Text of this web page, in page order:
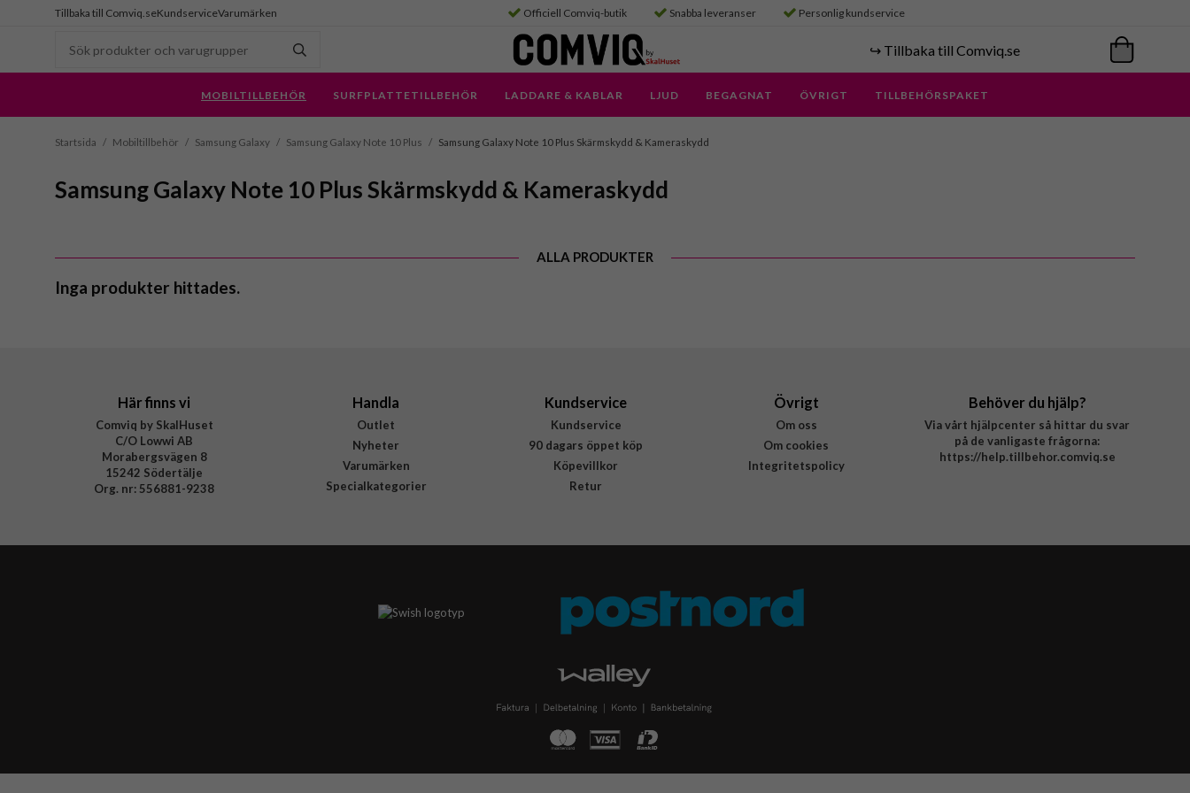
Tillbaka till Comviq.seKundserviceVarumärken Officiell Comviq-butik Snabba leveranser Personlig kundservice
↪️ Tillbaka till Comviq.se
MOBILTILLBEHÖR SURFPLATTETILLBEHÖR LADDARE & KABLAR LJUD BEGAGNAT ÖVRIGT TILLBEHÖRSPAKET
Startsida / Mobiltillbehör / Samsung Galaxy / Samsung Galaxy Note 10 Plus / Samsung Galaxy Note 10 Plus Skärmskydd & Kameraskydd
Samsung Galaxy Note 10 Plus Skärmskydd & Kameraskydd
ALLA PRODUKTER
Inga produkter hittades.
Här finns vi
Comviq by SkalHuset
C/O Lowwi AB
Morabergsvägen 8
15242 Södertälje
Org. nr: 556881-9238
Handla
Outlet
Nyheter
Varumärken
Specialkategorier
Kundservice
Kundservice
90 dagars öppet köp
Köpevillkor
Retur
Övrigt
Om oss
Om cookies
Integritetspolicy
Behöver du hjälp?
Via vårt hjälpcenter så hittar du svar
på de vanligaste frågorna:
https://help.tillbehor.comviq.se